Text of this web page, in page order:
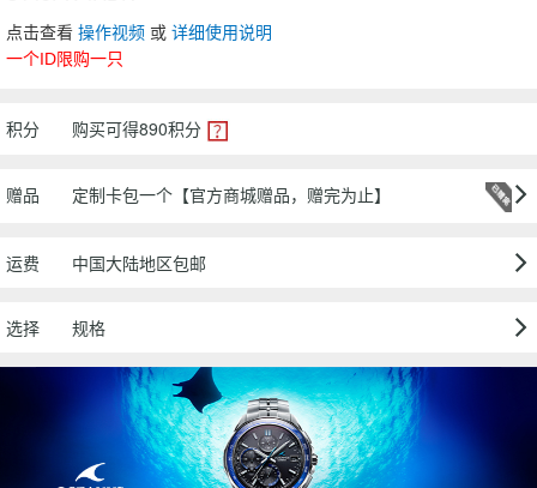
点击查看 操作视频 或 详细使用说明
一个ID限购一只
积分 购买可得890积分
赠品 定制卡包一个【官方商城赠品，赠完为止】
运费 中国大陆地区包邮
选择 规格